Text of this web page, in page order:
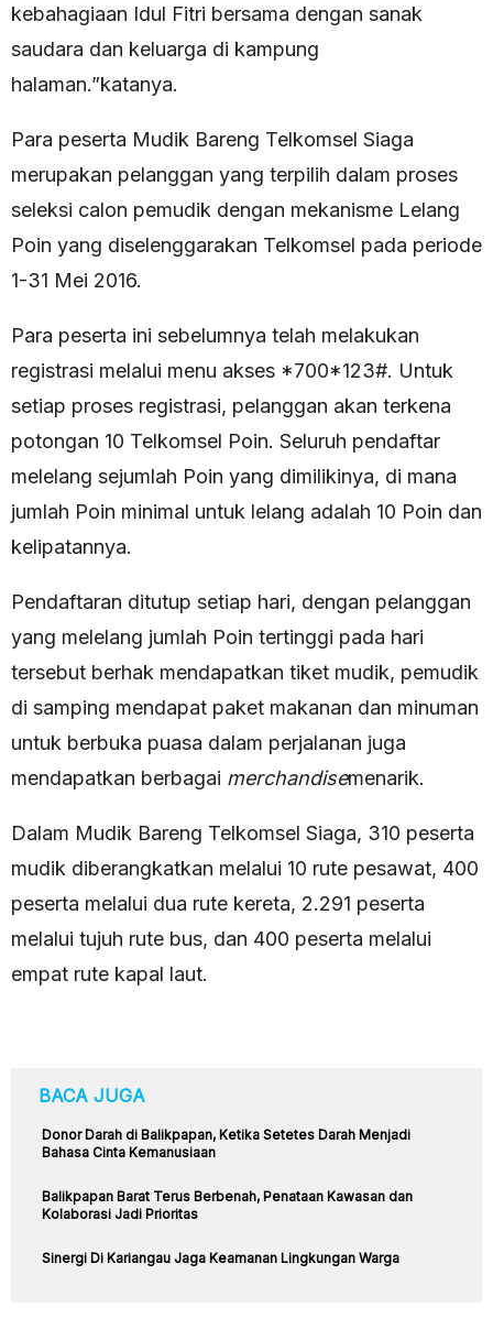
kebahagiaan Idul Fitri bersama dengan sanak
saudara dan keluarga di kampung
halaman.”katanya.
Para peserta Mudik Bareng Telkomsel Siaga
merupakan pelanggan yang terpilih dalam proses
seleksi calon pemudik dengan mekanisme Lelang
Poin yang diselenggarakan Telkomsel pada periode
1-31 Mei 2016.
Para peserta ini sebelumnya telah melakukan
registrasi melalui menu akses *700*123#. Untuk
setiap proses registrasi, pelanggan akan terkena
potongan 10 Telkomsel Poin. Seluruh pendaftar
melelang sejumlah Poin yang dimilikinya, di mana
jumlah Poin minimal untuk lelang adalah 10 Poin dan
kelipatannya.
Pendaftaran ditutup setiap hari, dengan pelanggan
yang melelang jumlah Poin tertinggi pada hari
tersebut berhak mendapatkan tiket mudik, pemudik
di samping mendapat paket makanan dan minuman
untuk berbuka puasa dalam perjalanan juga
mendapatkan berbagai merchandisemenarik.
Dalam Mudik Bareng Telkomsel Siaga, 310 peserta
mudik diberangkatkan melalui 10 rute pesawat, 400
peserta melalui dua rute kereta, 2.291 peserta
melalui tujuh rute bus, dan 400 peserta melalui
empat rute kapal laut.
BACA JUGA
Donor Darah di Balikpapan, Ketika Setetes Darah Menjadi
Bahasa Cinta Kemanusiaan
Balikpapan Barat Terus Berbenah, Penataan Kawasan dan
Kolaborasi Jadi Prioritas
Sinergi Di Kariangau Jaga Keamanan Lingkungan Warga